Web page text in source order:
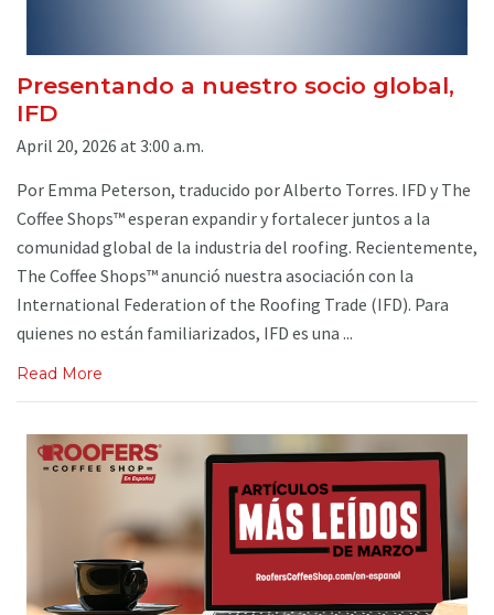
Presentando a nuestro socio global,
IFD
April 20, 2026 at 3:00 a.m.
Por Emma Peterson, traducido por Alberto Torres. IFD y The
Coffee Shops™ esperan expandir y fortalecer juntos a la
comunidad global de la industria del roofing. Recientemente,
The Coffee Shops™ anunció nuestra asociación con la
International Federation of the Roofing Trade (IFD). Para
quienes no están familiarizados, IFD es una ...
Read More